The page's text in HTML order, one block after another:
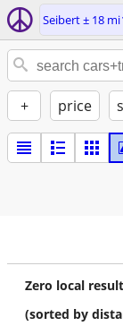
Seibert ± 18 mi
+ price
Zero local
(sorted by